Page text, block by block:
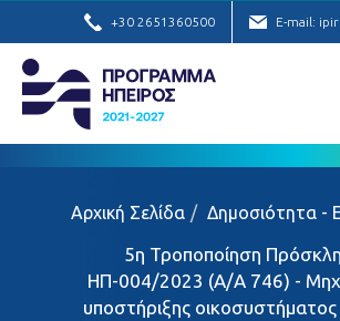
+30 2651360500 E-mail:
Αρχική Σελίδα Δημοσιότητα -
5η Τροποποίηση
ΗΠ-004/2023 (Α/Α 746) -
υποστήριξης